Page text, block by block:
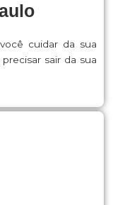
cuidar da sua
sair da sua